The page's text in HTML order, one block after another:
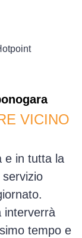
VICINO
e in tutta la
interverrà
tempo e